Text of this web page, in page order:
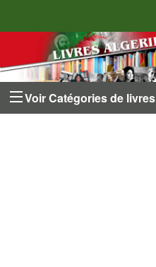
Accueil
Auteurs
Voir Catégories de livres